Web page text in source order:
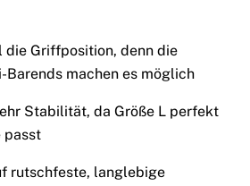
die Griffposition, denn die
Barends machen es möglich
Stabilität, da Größe L perfekt
passt
rutschfeste, langlebige